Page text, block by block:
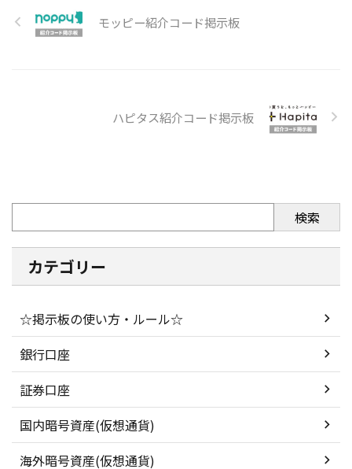
モッピー紹介コード掲示板
ハピタス紹介コード掲示板
検索
カテゴリー
☆掲示板の使い方・ルール☆
銀行口座
証券口座
国内暗号資産(仮想通貨)
海外暗号資産(仮想通貨)